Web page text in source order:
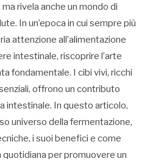
rivela anche un mondo di
In un’epoca in cui sempre più
attenzione all’alimentazione
intestinale, riscoprire l’arte
fondamentale. I cibi vivi, ricchi
offrono un contributo
intestinale. In questo articolo,
universo della fermentazione,
i suoi benefici e come
per promuovere un